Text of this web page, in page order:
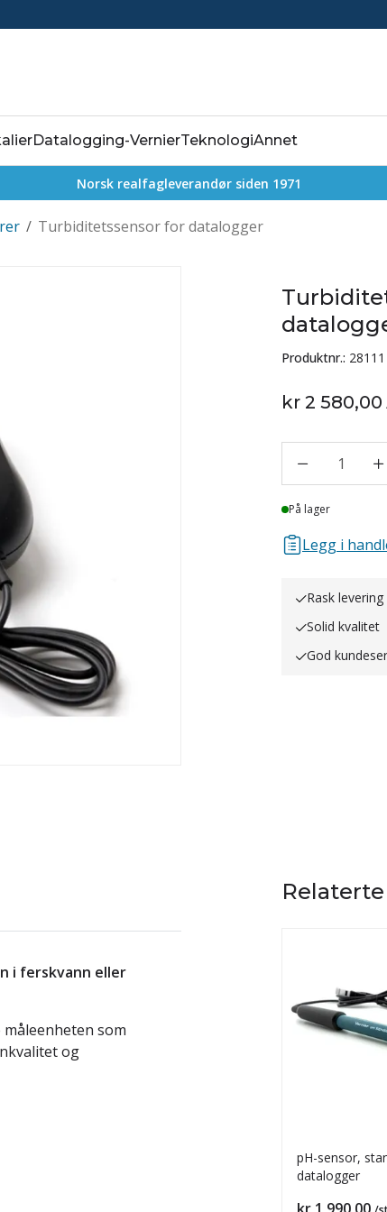
Datalogging-VernierTeknologiAnnet
Norsk realfagleverandør siden 1971
/ Turbiditetssensor for datalogger
Produktnr.: 28111
kr 2 580,00
1
Lager
På lager
Legg i
Rask levering
Solid kvalitet
God
i ferskvann eller
som
og
pH-sensor,
datalogger
Pris
kr 1 990,00